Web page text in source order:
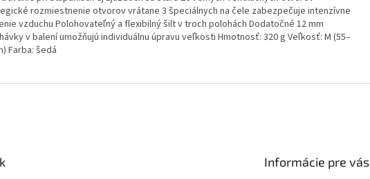
rozmiestnenie otvorov vrátane 3 špeciálnych na čele zabezpečuje intenzívne
vzduchu Polohovateľný a flexibilný šilt v troch polohách Dodatočné 12 mm
v balení umožňujú individuálnu úpravu veľkosti Hmotnosť: 320 g Veľkosť: M (55–
Farba: šedá
Informácie pre vás